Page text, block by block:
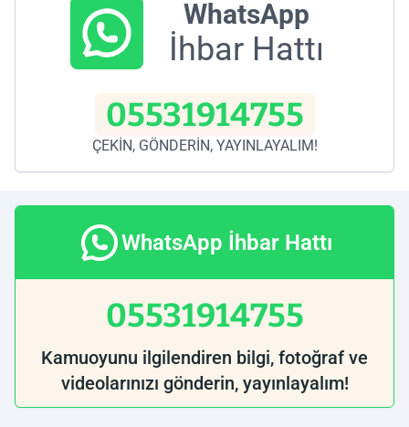
WhatsApp
İhbar Hattı
05531914755
ÇEKİN, GÖNDERİN, YAYINLAYALIM!
WhatsApp İhbar Hattı
05531914755
Kamuoyunu ilgilendiren bilgi, fotoğraf ve
videolarınızı gönderin, yayınlayalım!